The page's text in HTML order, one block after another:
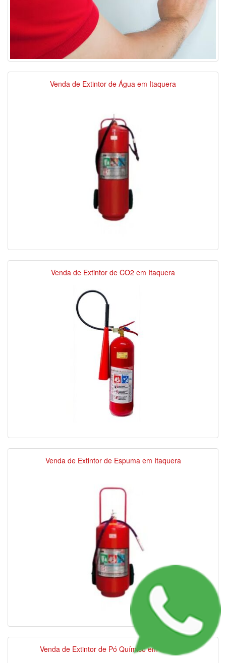
Venda de Extintor de Água em Itaquera
Venda de Extintor de CO2 em Itaquera
Venda de Extintor de Espuma em Itaquera
Venda de Extintor de Pó Químico em Itaquera